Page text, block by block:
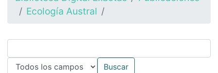
Ecología Austral